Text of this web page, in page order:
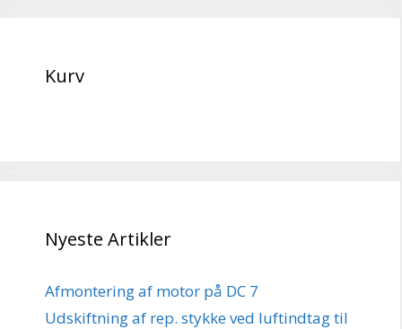
Kurv
Nyeste Artikler
Afmontering af motor på DC 7
Udskiftning af rep. stykke ved luftindtag til